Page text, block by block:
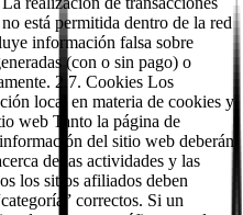
está permitida dentro de la red
información falsa sobre
(con o sin pago) o
2.7. Cookies Los
local en materia de cookies y
web Tanto la página de
del sitio web deberán
de las actividades y las
los sitios afiliados deben
correctos. Si un